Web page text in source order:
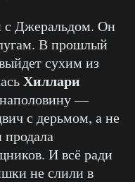
с Джеральдом. Он
В прошлый
сухим из
Хиллари
наполовину —
с дерьмом, а не
И всё ради
не слили в